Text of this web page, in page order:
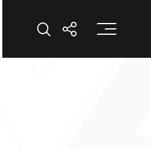
打開搜索打開分享打